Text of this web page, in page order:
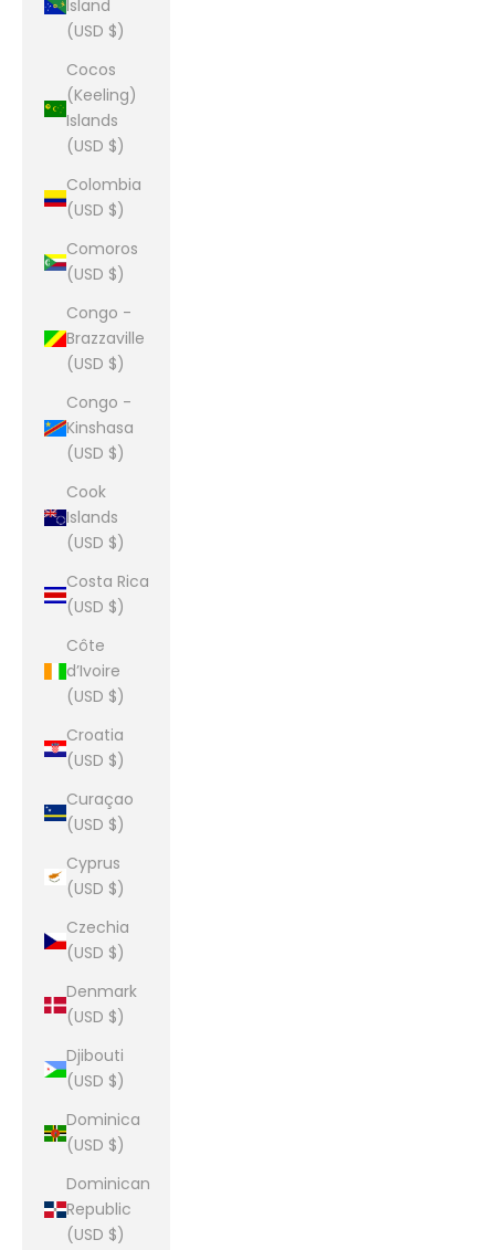
Island
(USD $)
Cocos
(Keeling)
Islands
(USD $)
Colombia
(USD $)
Comoros
(USD $)
Congo -
Brazzaville
(USD $)
Congo -
Kinshasa
(USD $)
Cook
Islands
(USD $)
Costa Rica
(USD $)
Côte
d’Ivoire
(USD $)
Croatia
(USD $)
Curaçao
(USD $)
Cyprus
(USD $)
Czechia
(USD $)
Denmark
(USD $)
Djibouti
(USD $)
Dominica
(USD $)
Dominican
Republic
(USD $)